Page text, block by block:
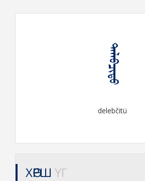
ᠳᠡᠯᠡᠪᠴᠢᠲᠦ
delebčitü
ХӨРШ ҮГ